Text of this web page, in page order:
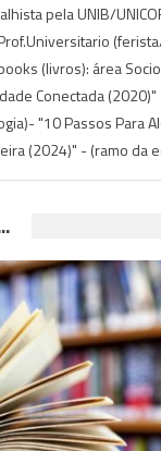
pela UNIB/
(livros): área
Conectada
"10 Passos Para
(2024)" - (ramo da